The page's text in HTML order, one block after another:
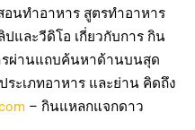
นทำอาหาร สูตรทำอาหาร
และวีดิโอ เกี่ยวกับการ กิน
ผ่านแถบค้นหาด้านบนสุด
ระเภทอาหาร และย่าน คิดถึง
– กินแหลกแจกดาว